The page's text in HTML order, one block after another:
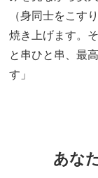
（身同士をこす
焼き上げます。
と串ひと串、最
す」
あな